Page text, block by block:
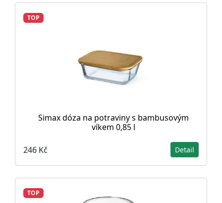
TOP
Simax dóza na potraviny s bambusovým
víkem 0,85 l
246 Kč Detail
TOP